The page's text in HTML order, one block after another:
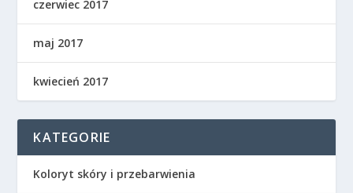
czerwiec 2017
maj 2017
kwiecień 2017
KATEGORIE
Koloryt skóry i przebarwienia